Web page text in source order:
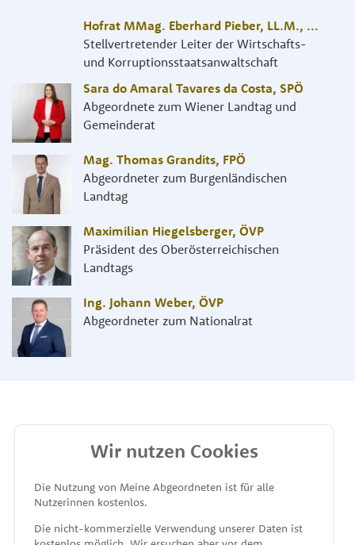
Hofrat MMag. Eberhard Pieber, LL.M., ...
Stellvertretender Leiter der Wirtschafts-
und Korruptionsstaatsanwaltschaft
Sara do Amaral Tavares da Costa, SPÖ
Abgeordnete zum Wiener Landtag und
Gemeinderat
Mag. Thomas Grandits, FPÖ
Abgeordneter zum Burgenländischen
Landtag
Maximilian Hiegelsberger, ÖVP
Präsident des Oberösterreichischen
Landtags
Ing. Johann Weber, ÖVP
Abgeordneter zum Nationalrat
MEINE ABGEORDNETEN
unterstützt von
Wir nutzen Cookies
Die Nutzung von Meine Abgeordneten ist für alle
Nutzerinnen kostenlos.
Die nicht-kommerzielle Verwendung unserer Daten ist